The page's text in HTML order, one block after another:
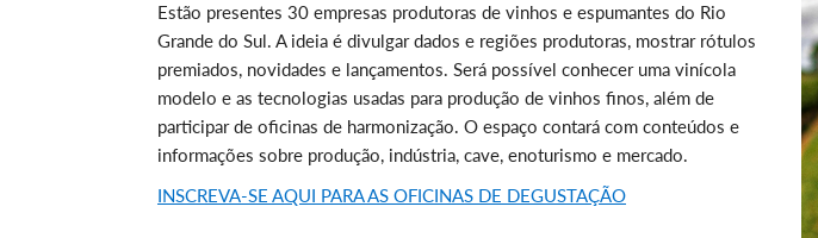
Estão presentes 30 empresas produtoras de vinhos e espumantes do Rio
Grande do Sul. A ideia é divulgar dados e regiões produtoras, mostrar rótulos
premiados, novidades e lançamentos. Será possível conhecer uma vinícola
modelo e as tecnologias usadas para produção de vinhos finos, além de
participar de oficinas de harmonização. O espaço contará com conteúdos e
informações sobre produção, indústria, cave, enoturismo e mercado.
INSCREVA-SE AQUI PARA AS OFICINAS DE DEGUSTAÇÃO